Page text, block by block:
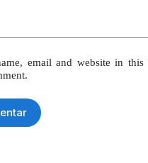
email and website in this